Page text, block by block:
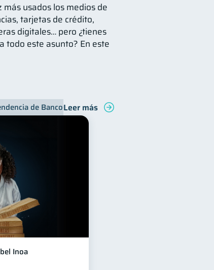
usados los medios de
tarjetas de crédito,
digitales… pero ¿tienes
todo este asunto? En este
de BancosLeer más
Inoa